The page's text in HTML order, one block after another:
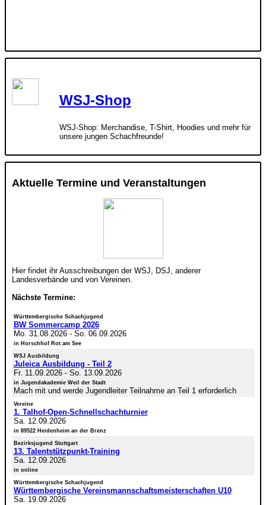
WSJ-Shop
WSJ-Shop: Merchandise, T-Shirt, Hoodies und mehr für
unsere jungen Schachfreunde!
Aktuelle Termine und Veranstaltungen
Hier findet ihr Ausschreibungen der WSJ, DSJ, anderer
Landesverbände und von Vereinen.
Nächste Termine:
Württembergische Schachjugend
BW Sommercamp 2026
Mo. 31.08.2026- So. 06.09.2026
in Horschhof Rot am See
WSJ Ausbildung
Juleica Ausbildung - Teil 2
Fr. 11.09.2026- So. 13.09.2026
in Jugendakademie Weil der Stadt
Mach mit und werde Jugendleiter Teilnahme an Teil 1 erforderlich
Vereine
1. Talhof-Open-Schnellschachturnier
Sa. 12.09.2026
in 89522 Heidenheim an der Brenz
Bezirksjugend Stuttgart
13. Talentstützpunkt-Training
Sa. 12.09.2026
in online
Württembergische Schachjugend
Württembergische Vereinsmannschaftsmeisterschaften U10
Sa. 19.09.2026